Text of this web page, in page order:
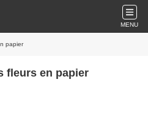
MENU
papier
fleurs en papier